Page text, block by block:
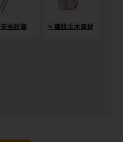
安全設備 建設土木資材